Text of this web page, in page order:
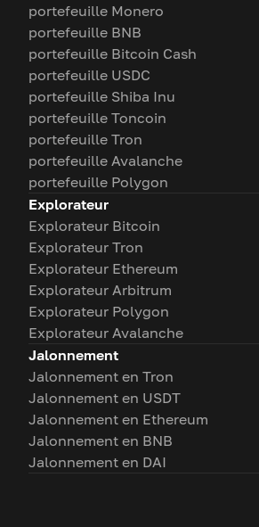
portefeuille Monero
portefeuille BNB
portefeuille Bitcoin Cash
portefeuille USDC
portefeuille Shiba Inu
portefeuille Toncoin
portefeuille Tron
portefeuille Avalanche
portefeuille Polygon
Explorateur
Explorateur Bitcoin
Explorateur Tron
Explorateur Ethereum
Explorateur Arbitrum
Explorateur Polygon
Explorateur Avalanche
Jalonnement
Jalonnement en Tron
Jalonnement en USDT
Jalonnement en Ethereum
Jalonnement en BNB
Jalonnement en DAI